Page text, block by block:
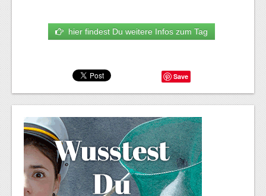
hier findest Du weitere Infos zum Tag
Save